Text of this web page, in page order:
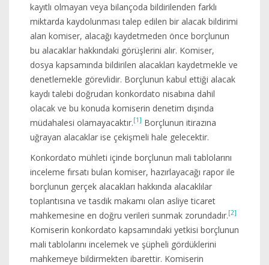
kayıtlı olmayan veya bilançoda bildirilenden farklı
miktarda kaydolunması talep edilen bir alacak bildirimi
alan komiser, alacağı kaydetmeden önce borçlunun
bu alacaklar hakkındaki görüşlerini alır. Komiser,
dosya kapsamında bildirilen alacakları kaydetmekle ve
denetlemekle görevlidir. Borçlunun kabul ettiği alacak
kaydı talebi doğrudan konkordato nisabına dahil
olacak ve bu konuda komiserin denetim dışında
müdahalesi olamayacaktır.[1] Borçlunun itirazına
uğrayan alacaklar ise çekişmeli hale gelecektir.
Konkordato mühleti içinde borçlunun mali tablolarını
inceleme fırsatı bulan komiser, hazırlayacağı rapor ile
borçlunun gerçek alacakları hakkında alacaklılar
toplantısına ve tasdik makamı olan asliye ticaret
mahkemesine en doğru verileri sunmak zorundadır.[2]
Komiserin konkordato kapsamındaki yetkisi borçlunun
mali tablolarını incelemek ve şüpheli gördüklerini
mahkemeye bildirmekten ibarettir. Komiserin